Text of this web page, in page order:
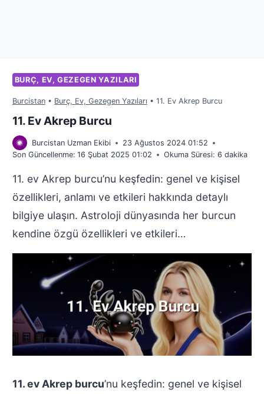
BURÇ, EV, GEZEGEN YAZILARI
Burcistan• Burç, Ev, Gezegen Yazıları • 11. Ev Akrep Burcu
11. Ev Akrep Burcu
Burcistan Uzman Ekibi
23 Ağustos 2024 01:52
Son Güncellenme: 16 Şubat 2025 01:02 Okuma Süresi: 6 dakika
11. ev Akrep burcu’nu keşfedin: genel ve kişisel
özellikleri, anlamı ve etkileri hakkında detaylı
bilgiye ulaşın. Astroloji dünyasında her burcun
kendine özgü özellikleri ve etkileri…
11. ev Akrep burcu’nu keşfedin: genel ve kişisel